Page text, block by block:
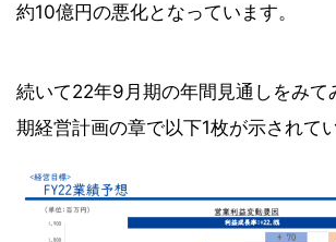
約10億円の悪化となっています。
続いて22年9月期の年間見通しをみて
期経営計画の章で以下1枚が示されて